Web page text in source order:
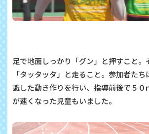
足で地面しっかり「グン」と押すこと。
「タッタッタ」と走ること。参加者た
識した動き作りを行い、指導前後で５０
が速くなった児童もいました。